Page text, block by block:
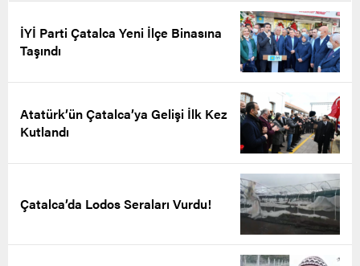
İYİ Parti Çatalca Yeni İlçe Binasına
Taşındı
Atatürk’ün Çatalca’ya Gelişi İlk Kez
Kutlandı
Çatalca’da Lodos Seraları Vurdu!